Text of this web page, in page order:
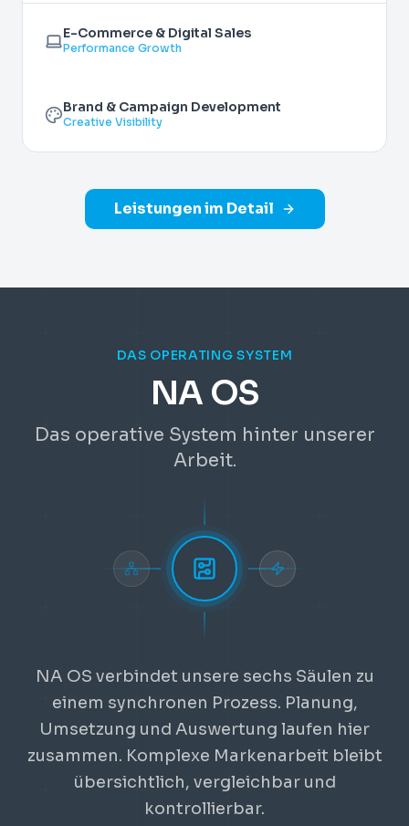
E-Commerce & Digital Sales
Performance Growth
Brand & Campaign Development
Creative Visibility
Leistungen im Detail
DAS OPERATING SYSTEM
NA OS
Das operative System hinter unserer
Arbeit.
NA OS verbindet unsere sechs Säulen zu
einem synchronen Prozess. Planung,
Umsetzung und Auswertung laufen hier
zusammen. Komplexe Markenarbeit bleibt
übersichtlich, vergleichbar und
kontrollierbar.